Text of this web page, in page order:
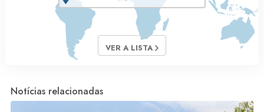
VER A LISTA
Notícias relacionadas